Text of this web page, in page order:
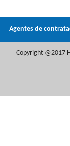
Agentes de
Copyright @2017